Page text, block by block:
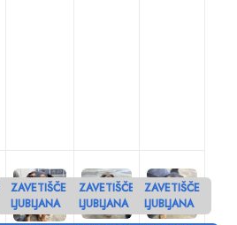
ZAVETIŠČE
LJUBLJANA
ZAVETIŠČE
LJUBLJANA
ZAVETIŠČE
LJUBLJANA